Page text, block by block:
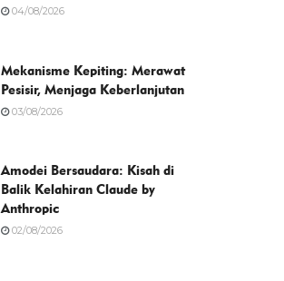
04/08/2026
Mekanisme Kepiting: Merawat
Pesisir, Menjaga Keberlanjutan
03/08/2026
Amodei Bersaudara: Kisah di
Balik Kelahiran Claude by
Anthropic
02/08/2026